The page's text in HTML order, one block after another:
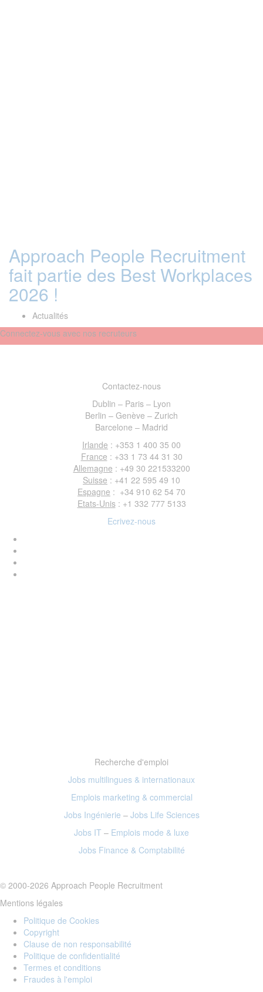
Approach People Recruitment
fait partie des Best Workplaces
2026 !
Actualités
Connectez-vous avec nos recruteurs
Contactez-nous
Dublin – Paris – Lyon
Berlin – Genève – Zurich
Barcelone – Madrid
Irlande : +353 1 400 35 00
France : +33 1 73 44 31 30
Allemagne : +49 30 221533200
Suisse : +41 22 595 49 10
Espagne : +34 910 62 54 70
Etats-Unis: +1 332 777 5133
Ecrivez-nous
Recherche d'emploi
Jobs multilingues & internationaux
Emplois marketing & commercial
Jobs Ingénierie – Jobs Life Sciences
Jobs IT – Emplois mode & luxe
Jobs Finance & Comptabilité
© 2000-2026 Approach People Recruitment
Mentions légales
Politique de Cookies
Copyright
Clause de non responsabilité
Politique de confidentialité
Termes et conditions
Fraudes à l'emploi